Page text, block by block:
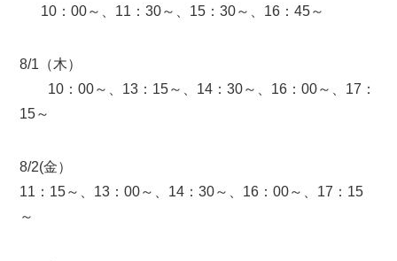
10：00～、11：30～、15：30～、16：45～
8/1（木）
10：00～、13：15～、14：30～、16：00～、17：
15～
8/2(金）
11：15～、13：00～、14：30～、16：00～、17：15
～